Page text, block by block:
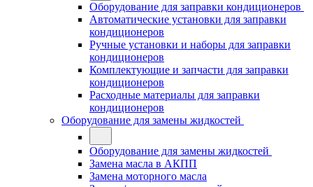
Оборудование для заправки кондиционеров
Автоматические установки для заправки
кондиционеров
Ручные установки и наборы для заправки
кондиционеров
Комплектующие и запчасти для заправки
кондиционеров
Расходные материалы для заправки
кондиционеров
Оборудование для замены жидкостей
Оборудование для замены жидкостей
Замена масла в АКПП
Замена моторного масла